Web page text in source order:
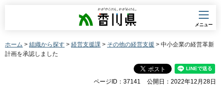
香川県
メニュー
ホーム > 組織から探す > 経営支援課 > その他の経営支援 > 中小企業の経営革新
計画を承認しました
ページID：37141 公開日：2022年12月28日